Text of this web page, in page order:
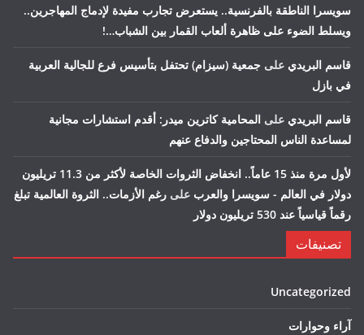
سويسرا الناطقة بالفرنسية.. يستعرض تجارب مفيدة لإدماج المهاجرين..
ويسلط الضوء على ظاهرة ألعاب القمار بين الشباب…!
قاسم البريدي على جمعية (سيزام) تحتفل بتأسيس فرع للجالية العربية
في بازل
قاسم البريدي على المحامية كاترين ميدر: أقدم استشارات مجانية
لمساعدة الناس المحتاجين والدفاع عنهم
لأول مرة منذ 15 عاماً.. انخفاض الثروات الخاصة لأكثر من 11.3 تريليون
دولار في العالم - سويسرا والعرب على رغم الأزمات.. الثروة العالمية تبلغ
رقماً قياسياً عند 530 تريليون دولار
تصنيفات
Uncategorized
آراء وحوارات